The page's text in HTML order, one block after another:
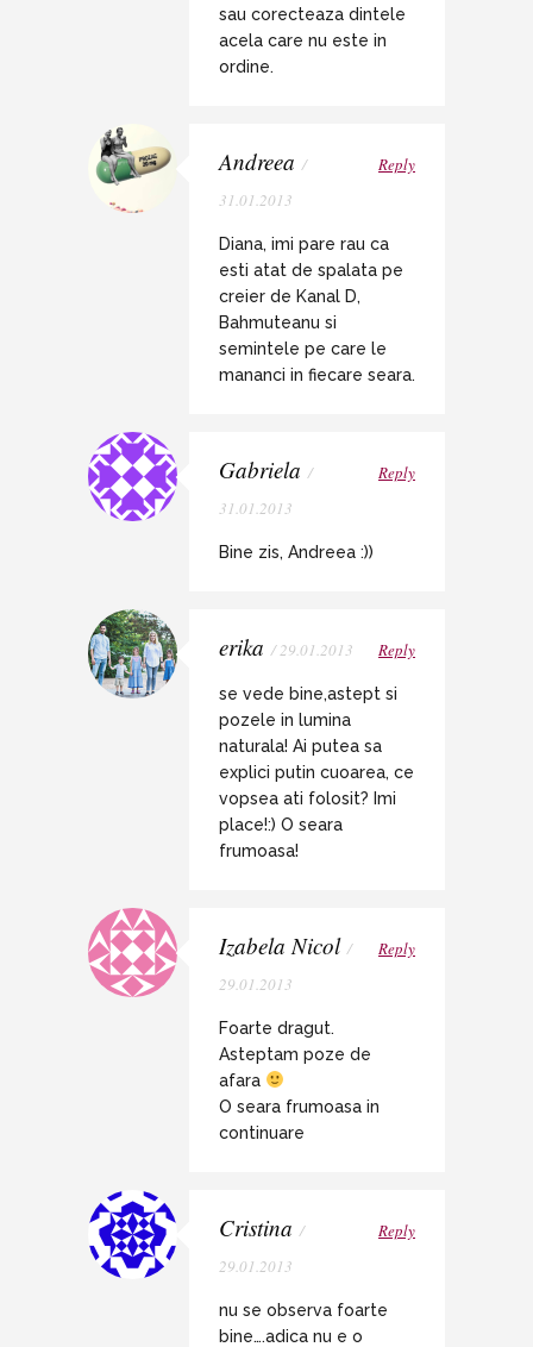
sau corecteaza dintele
acela care nu este in
ordine.
Andreea /
31.01.2013
Reply
Diana, imi pare rau ca
esti atat de spalata pe
creier de Kanal D,
Bahmuteanu si
semintele pe care le
mananci in fiecare seara.
Gabriela /
31.01.2013
Reply
Bine zis, Andreea :))
erika / 29.01.2013 Reply
se vede bine,astept si
pozele in lumina
naturala! Ai putea sa
explici putin cuoarea, ce
vopsea ati folosit? Imi
place!:) O seara
frumoasa!
Izabela Nicol /
29.01.2013
Reply
Foarte dragut.
Asteptam poze de
afara
O seara frumoasa in
continuare
Cristina /
29.01.2013
Reply
nu se observa foarte
bine….adica nu e o